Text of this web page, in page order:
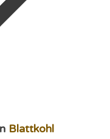
Blattkohl